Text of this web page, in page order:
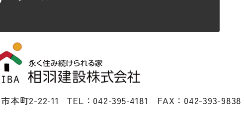
本町2-22-11 TEL：042-395-4181 FAX：042-393-9838